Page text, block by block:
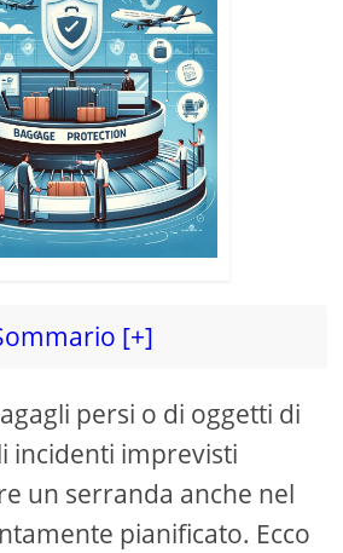
[+]
persi o di oggetti di
incidenti imprevisti
un serranda anche nel
pianificato. Ecco